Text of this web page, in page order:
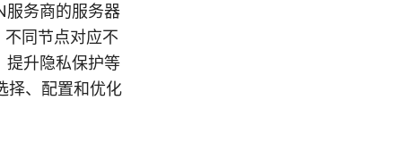
服务商的服务器
不同节点对应不
提升隐私保护等
择、配置和优化